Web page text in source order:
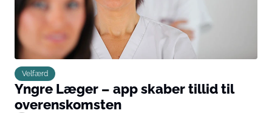
Velfærd
Yngre Læger – app skaber tillid til
overenskomsten